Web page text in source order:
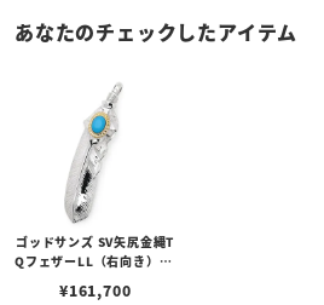
あなたのチェックしたアイテム
ゴッドサンズ SV矢尻金縄T
QフェザーLL（右向き）68
¥161,700